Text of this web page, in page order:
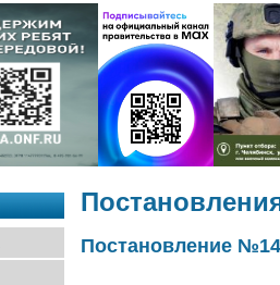
Постановление